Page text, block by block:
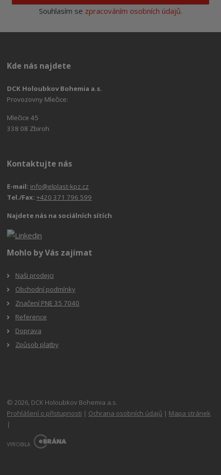
Souhlasím se zpracováním osobních údajů.
Kde nás najdete
DCK Holoubkov Bohemia a.s.
Provozovny Mlečice:
Mlečice 45
338 08 Zbiroh
Kontaktujte nás
E-mail: info@elplast-kpz.cz
Tel./Fax:+420 371 796 599
Najdete nás na sociálních sítích
Mohlo by Vás zajímat
Naši prodejci
Obchodní podmínky
Značení PNE 35 7040
Reference
Doprava
Způsob platby
© 2026, DCK Holoubkov Bohemia a.s.
Prohlášení o přístupnosti | Ochrana osobních údajů | Mapa stránek
|
VYROBILA